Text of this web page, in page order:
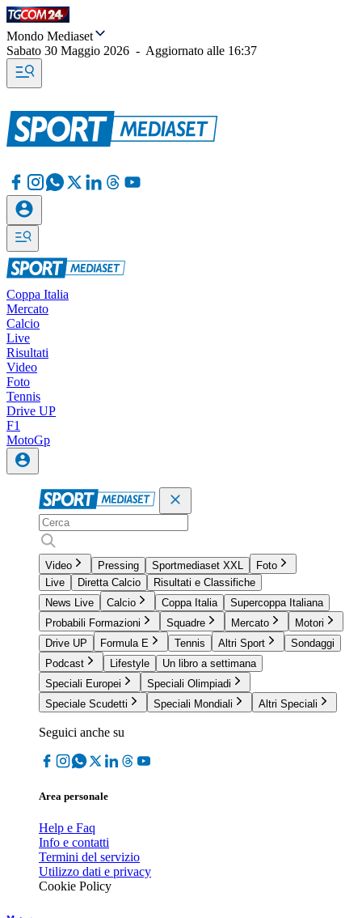
Mondo Mediaset
Sabato 30 Maggio 2026 - Aggiornato alle 16:37
Coppa Italia
Mercato
Calcio
Live
Risultati
Video
Foto
Tennis
Drive UP
F1
MotoGp
Video Pressing Sportmediaset XXL
Foto
Live
Diretta Calcio
Risultati e Classifiche
News Live
Calcio Coppa Italia
Supercoppa Italiana
Probabili Formazioni
Squadre Mercato
Motori
Drive UP
Formula E Tennis Altri Sport
Sondaggi
Podcast
Lifestyle
Un libro a settimana
Speciali Europei
Speciali Olimpiadi
Speciale Scudetti
Speciali Mondiali Altri Speciali
Seguici anche su
Area personale
Help e Faq
Info e contatti
Termini del servizio
Utilizzo dati e privacy
Cookie Policy